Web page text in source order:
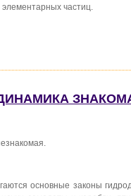
частиц.
основные законы